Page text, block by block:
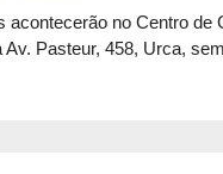
acontecerão no Centro
Av. Pasteur, 458, Urca,